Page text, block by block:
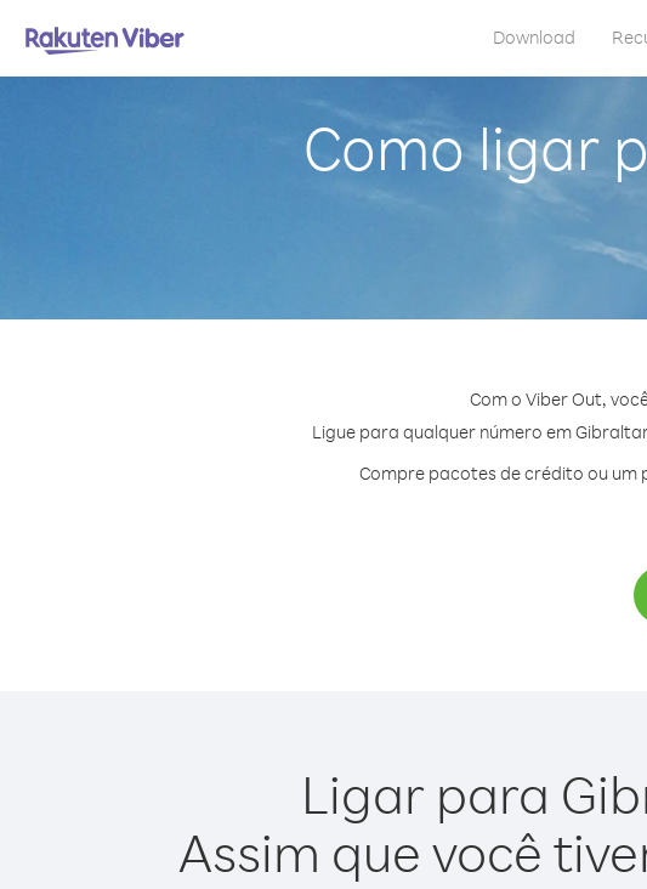
Download
Como ligar
Com o Viber Out,
Ligue para qualquer número em
Compre pacotes de crédito ou
Ligar para
Assim que você